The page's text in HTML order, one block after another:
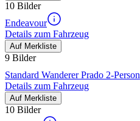
10 Bilder
Endeavour
Details zum Fahrzeug
Auf Merkliste
9 Bilder
Standard Wanderer Prado 2-Person
Details zum Fahrzeug
Auf Merkliste
10 Bilder